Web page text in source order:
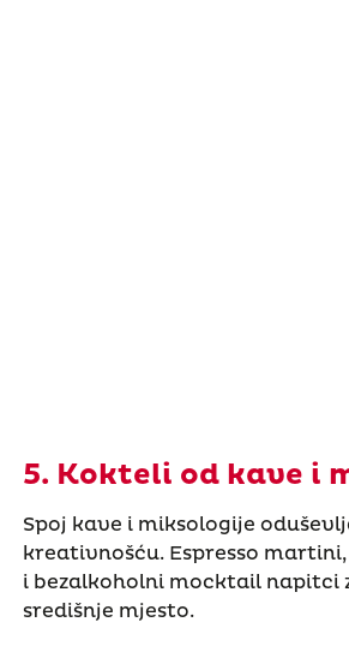
5. Kokteli od kave i
Spoj kave i miksologije
kreativnošću. Espresso
i bezalkoholni mocktail napitci
središnje mjesto.